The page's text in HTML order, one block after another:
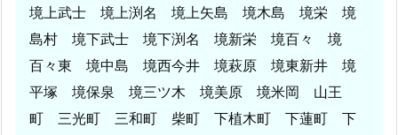
境上武士 境上渕名 境上矢島 境木島 境栄 境
島村 境下武士 境下渕名 境新栄 境百々 境
百々東 境中島 境西今井 境萩原 境東新井 境
平塚 境保泉 境三ツ木 境美原 境米岡 山王
町 三光町 三和町 柴町 下植木町 下蓮町 下